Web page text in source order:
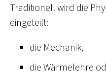
Traditionell wird die
eingeteilt:
die Mechanik,
die Wärmelehre